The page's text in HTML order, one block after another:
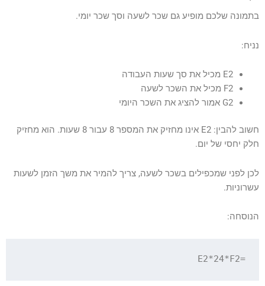
בתמונה שלכם מופיע גם שכר לשעה וסך שכר יומי.
נניח:
E2 מכיל את סך שעות העבודה
F2 מכיל את השכר לשעה
G2 אמור להציג את השכר היומי
חשוב להבין: E2 אינו מחזיק את המספר 8 עבור 8 שעות. הוא מחזיק
חלק יחסי של יום.
לכן לפני שמכפילים בשכר לשעה, צריך להמיר את משך הזמן לשעות
עשרוניות.
הנוסחה:
=E2*24*F2